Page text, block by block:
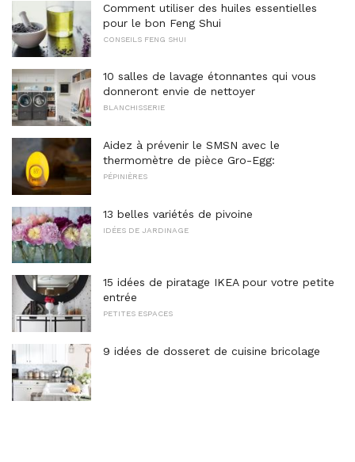
Comment utiliser des huiles essentielles
pour le bon Feng Shui
CONSEILS FENG SHUI
10 salles de lavage étonnantes qui vous
donneront envie de nettoyer
BLANCHISSERIE
Aidez à prévenir le SMSN avec le
thermomètre de pièce Gro-Egg:
PÉPINIÈRES
13 belles variétés de pivoine
IDÉES DE JARDINAGE
15 idées de piratage IKEA pour votre petite
entrée
PETITES ESPACES
9 idées de dosseret de cuisine bricolage